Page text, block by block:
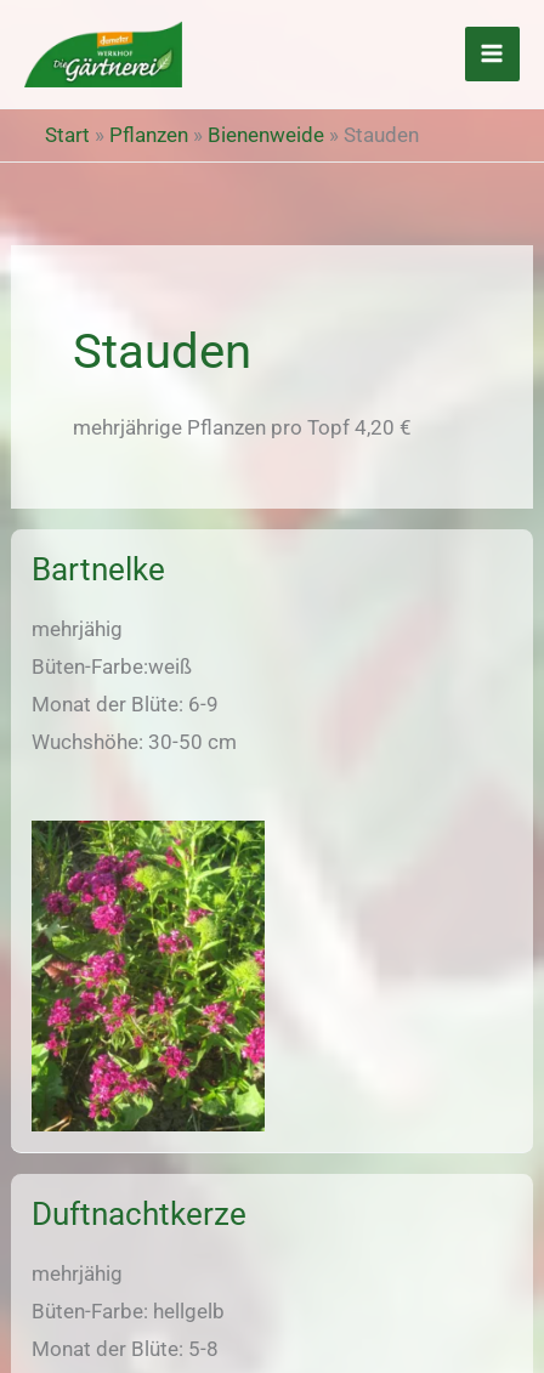
Inhalt
springen
Start » Pflanzen » Bienenweide » Stauden
Stauden
mehrjährige Pflanzen pro Topf 4,20 €
Bartnelke
mehrjähig
Büten-Farbe:weiß
Monat der Blüte: 6-9
Wuchshöhe: 30-50 cm
Duftnachtkerze
mehrjähig
Büten-Farbe: hellgelb
Monat der Blüte: 5-8